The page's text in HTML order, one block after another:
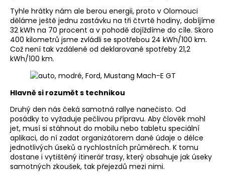
Tyhle hrátky nám ale berou energii, proto v Olomouci
děláme ještě jednu zastávku na tři čtvrtě hodiny, dobíjíme
32 kWh na 70 procent a v pohodě dojíždíme do cíle. Skoro
400 kilometrů jsme zvládli se spotřebou 24 kWh/100 km.
Což není tak vzdálené od deklarované spotřeby 21,2
kWh/100 km.
Hlavně si rozumět s technikou
Druhý den nás čeká samotná rallye nanečisto. Od
posádky to vyžaduje pečlivou přípravu. Aby člověk mohl
jet, musí si stáhnout do mobilu nebo tabletu speciální
aplikaci, do ní zadat organizátorem dané údaje o délce
jednotlivých úseků a rychlostních průměrech. K tomu
dostane i vytištěný itinerář trasy, který obsahuje jak úseky
samotných zkoušek, tak přejezdů mezi nimi.